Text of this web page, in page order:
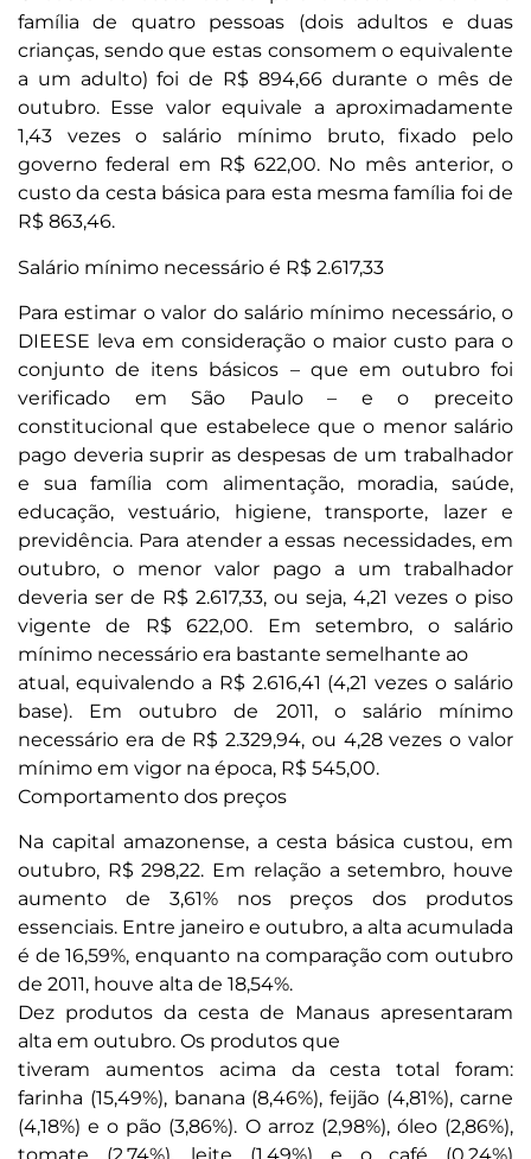
família de quatro pessoas (dois adultos e duas
crianças, sendo que estas consomem o equivalente
a um adulto) foi de R$ 894,66 durante o mês de
outubro. Esse valor equivale a aproximadamente
1,43 vezes o salário mínimo bruto, fixado pelo
governo federal em R$ 622,00. No mês anterior, o
custo da cesta básica para esta mesma família foi de
R$ 863,46.
Salário mínimo necessário é R$ 2.617,33
Para estimar o valor do salário mínimo necessário, o
DIEESE leva em consideração o maior custo para o
conjunto de itens básicos – que em outubro foi
verificado em São Paulo – e o preceito
constitucional que estabelece que o menor salário
pago deveria suprir as despesas de um trabalhador
e sua família com alimentação, moradia, saúde,
educação, vestuário, higiene, transporte, lazer e
previdência. Para atender a essas necessidades, em
outubro, o menor valor pago a um trabalhador
deveria ser de R$ 2.617,33, ou seja, 4,21 vezes o piso
vigente de R$ 622,00. Em setembro, o salário
mínimo necessário era bastante semelhante ao
atual, equivalendo a R$ 2.616,41 (4,21 vezes o salário
base). Em outubro de 2011, o salário mínimo
necessário era de R$ 2.329,94, ou 4,28 vezes o valor
mínimo em vigor na época, R$ 545,00.
Comportamento dos preços
Na capital amazonense, a cesta básica custou, em
outubro, R$ 298,22. Em relação a setembro, houve
aumento de 3,61% nos preços dos produtos
essenciais. Entre janeiro e outubro, a alta acumulada
é de 16,59%, enquanto na comparação com outubro
de 2011, houve alta de 18,54%.
Dez produtos da cesta de Manaus apresentaram
alta em outubro. Os produtos que
tiveram aumentos acima da cesta total foram:
farinha (15,49%), banana (8,46%), feijão (4,81%), carne
(4,18%) e o pão (3,86%). O arroz (2,98%), óleo (2,86%),